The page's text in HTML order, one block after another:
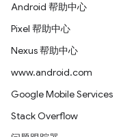
Android 帮助中心
Pixel 帮助中心
Nexus 帮助中心
www.android.com
Google Mobile Services
Stack Overflow